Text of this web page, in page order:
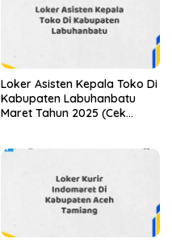
Loker Asisten Kepala Toko Di
Kabupaten Labuhanbatu
Maret Tahun 2025 (Cek